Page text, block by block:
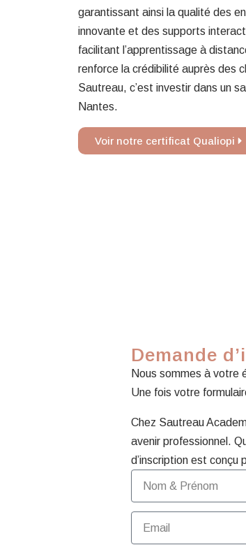
garantissant ainsi la qualité des
innovante et des supports
facilitant l’apprentissage à
renforce la crédibilité auprès des
Sautreau, c’est investir dans un
Nantes.
Voir notre certificat Qualiopi
Demande
Nous sommes à votre
Une fois votre
Chez Sautreau
avenir professionnel.
d’inscription est conçu